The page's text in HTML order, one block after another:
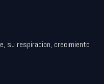
su respiracion, crecimiento